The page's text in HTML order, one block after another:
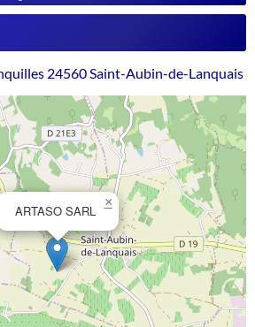
24560 Saint-Aubin-de-Lanquais
ARTASO SARL
×